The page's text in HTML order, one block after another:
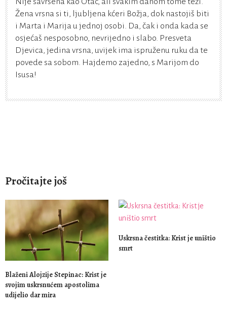
Žena vrsna si ti, ljubljena kćeri Božja, dok nastojiš biti
i Marta i Marija u jednoj osobi. Da, čak i onda kada se
osjećaš nesposobno, nevrijedno i slabo. Presveta
Djevica, jedina vrsna, uvijek ima ispruženu ruku da te
povede sa sobom. Hajdemo zajedno, s Marijom do
Isusa!
Pročitajte još
Blaženi Alojzije Stepinac: Krist je
svojim uskrsnućem apostolima
udijelio dar mira
Uskrsna čestitka: Krist je uništio
smrt